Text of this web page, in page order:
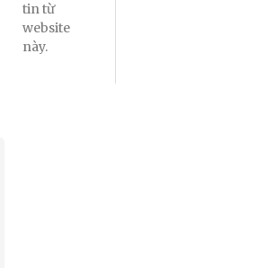
tin từ
website
này.